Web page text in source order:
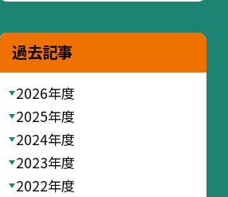
過去記事
2026年度
2025年度
2024年度
2023年度
2022年度